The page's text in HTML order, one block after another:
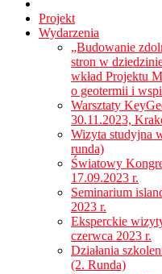
Projekt
Wydarzenia
„Budowanie
stron w
wkład Projektu
o geotermii i
Warsztaty
30.11.2023,
Wizyta studyjna
runda)
Światowy
17.09.2023 r.
Seminarium
2023 r.
Eksperckie
czerwca 2023 r.
Działania
(2. Runda)